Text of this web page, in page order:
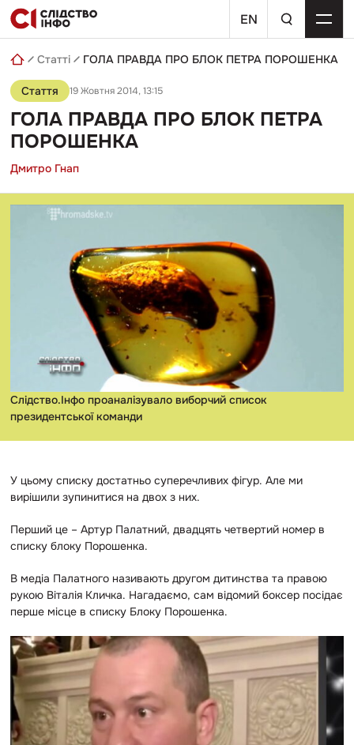
Skip
to
content
EN
пошуковий
запит
Статті ГОЛА ПРАВДА ПРО БЛОК ПЕТРА ПОРОШЕНКА
Стаття 19 Жовтня 2014, 13:15
ГОЛА ПРАВДА ПРО БЛОК ПЕТРА
ПОРОШЕНКА
Дмитро Гнап
Слідство.Інфо проаналізувало виборчий список
президентської команди
У цьому списку достатньо суперечливих фігур. Але ми
вирішили зупинитися на двох з них.
Перший це – Артур Палатний, двадцять четвертий номер в
списку блоку Порошенка.
В медіа Палатного називають другом дитинства та правою
рукою Віталія Кличка. Нагадаємо, сам відомий боксер посідає
перше місце в списку Блоку Порошенка.